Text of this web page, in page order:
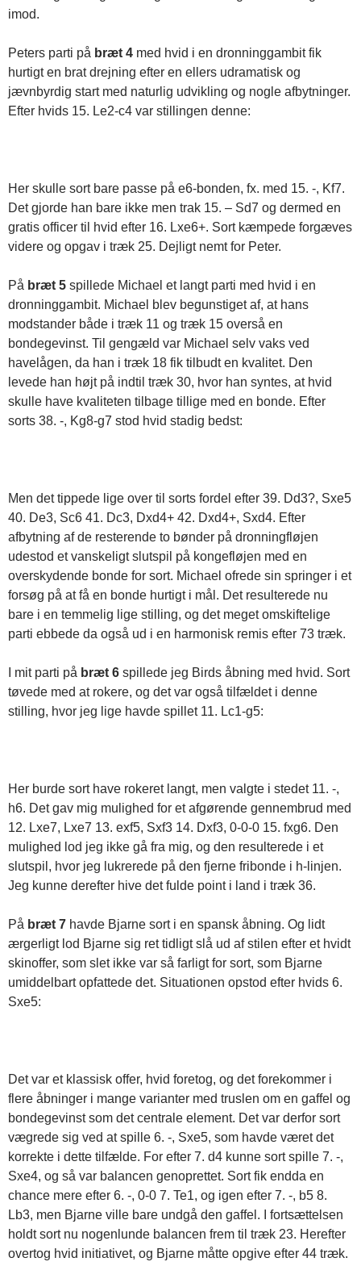
imod.
Peters parti på bræt 4 med hvid i en dronninggambit fik
hurtigt en brat drejning efter en ellers udramatisk og
jævnbyrdig start med naturlig udvikling og nogle afbytninger.
Efter hvids 15. Le2-c4 var stillingen denne:
Her skulle sort bare passe på e6-bonden, fx. med 15. -, Kf7.
Det gjorde han bare ikke men trak 15. – Sd7 og dermed en
gratis officer til hvid efter 16. Lxe6+. Sort kæmpede forgæves
videre og opgav i træk 25. Dejligt nemt for Peter.
På bræt 5 spillede Michael et langt parti med hvid i en
dronninggambit. Michael blev begunstiget af, at hans
modstander både i træk 11 og træk 15 overså en
bondegevinst. Til gengæld var Michael selv vaks ved
havelågen, da han i træk 18 fik tilbudt en kvalitet. Den
levede han højt på indtil træk 30, hvor han syntes, at hvid
skulle have kvaliteten tilbage tillige med en bonde. Efter
sorts 38. -, Kg8-g7 stod hvid stadig bedst:
Men det tippede lige over til sorts fordel efter 39. Dd3?, Sxe5
40. De3, Sc6 41. Dc3, Dxd4+ 42. Dxd4+, Sxd4. Efter
afbytning af de resterende to bønder på dronningfløjen
udestod et vanskeligt slutspil på kongefløjen med en
overskydende bonde for sort. Michael ofrede sin springer i et
forsøg på at få en bonde hurtigt i mål. Det resulterede nu
bare i en temmelig lige stilling, og det meget omskiftelige
parti ebbede da også ud i en harmonisk remis efter 73 træk.
I mit parti på bræt 6 spillede jeg Birds åbning med hvid. Sort
tøvede med at rokere, og det var også tilfældet i denne
stilling, hvor jeg lige havde spillet 11. Lc1-g5:
Her burde sort have rokeret langt, men valgte i stedet 11. -,
h6. Det gav mig mulighed for et afgørende gennembrud med
12. Lxe7, Lxe7 13. exf5, Sxf3 14. Dxf3, 0-0-0 15. fxg6. Den
mulighed lod jeg ikke gå fra mig, og den resulterede i et
slutspil, hvor jeg lukrerede på den fjerne fribonde i h-linjen.
Jeg kunne derefter hive det fulde point i land i træk 36.
På bræt 7 havde Bjarne sort i en spansk åbning. Og lidt
ærgerligt lod Bjarne sig ret tidligt slå ud af stilen efter et hvidt
skinoffer, som slet ikke var så farligt for sort, som Bjarne
umiddelbart opfattede det. Situationen opstod efter hvids 6.
Sxe5:
Det var et klassisk offer, hvid foretog, og det forekommer i
flere åbninger i mange varianter med truslen om en gaffel og
bondegevinst som det centrale element. Det var derfor sort
vægrede sig ved at spille 6. -, Sxe5, som havde været det
korrekte i dette tilfælde. For efter 7. d4 kunne sort spille 7. -,
Sxe4, og så var balancen genoprettet. Sort fik endda en
chance mere efter 6. -, 0-0 7. Te1, og igen efter 7. -, b5 8.
Lb3, men Bjarne ville bare undgå den gaffel. I fortsættelsen
holdt sort nu nogenlunde balancen frem til træk 23. Herefter
overtog hvid initiativet, og Bjarne måtte opgive efter 44 træk.